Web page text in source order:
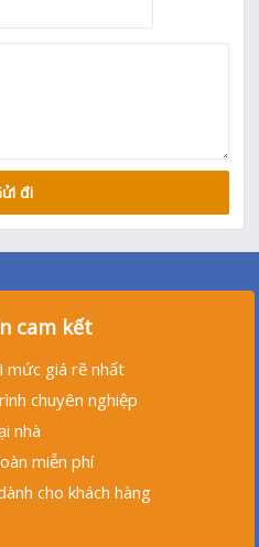
cam kết
mức giá rẽ nhất
chuyên nghiệp
nhà
miễn phí
cho khách hàng